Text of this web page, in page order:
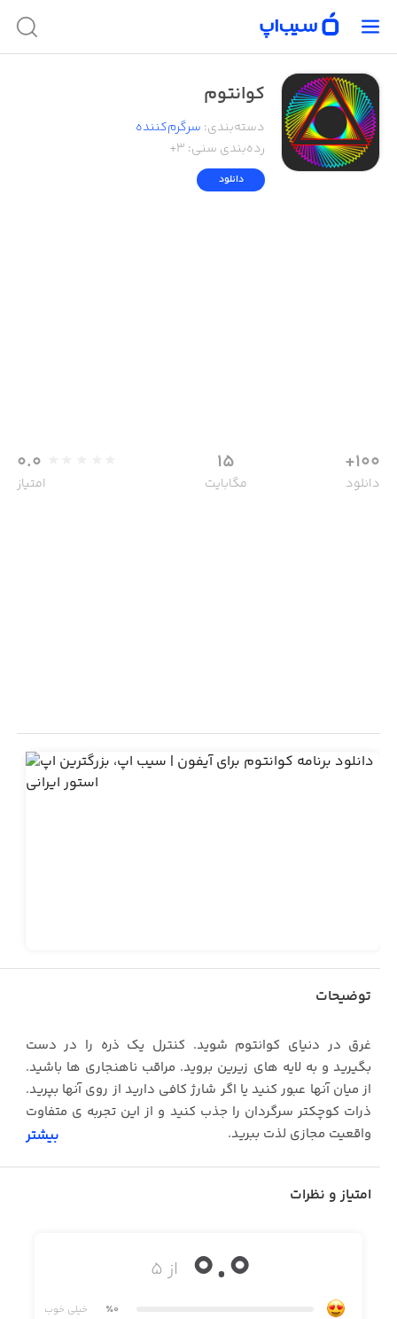
کوانتوم
دسته‌بندی: سرگرم‌کننده
رده‌بندی سنی: ۳+
دانلود
100+
دانلود
15
مگابایت
0.0
امتیاز
توضیحات
غرق در دنیای کوانتوم شوید. کنترل یک ذره را در دست
بگیرید و به لایه های زیرین بروید. مراقب ناهنجاری ها باشید.
از میان آنها عبور کنید یا اگر شارژ کافی دارید از روی آنها بپرید.
ذرات کوچکتر سرگردان را جذب کنید و از این تجربه ی متفاوت
واقعیت مجازی لذت ببرید.
ذره با جهت چپ و راست دسته ی بازی جابجا می شود و با دکمه
پشت دسته ی بازی می پرد. بعد از هر پرش منتظر شارژ شدن
متفاوتی برای استفاده بدست خواهید آورد.
بیشتر
امتیاز و نظرات
از ۵ 0.0
٪0 خیلی خوب